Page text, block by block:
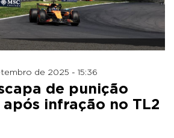
de 2025 - 15:36
de punição
após infração no TL2